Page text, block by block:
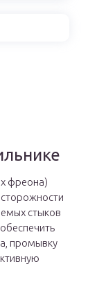
фреона)
стыков
промывку